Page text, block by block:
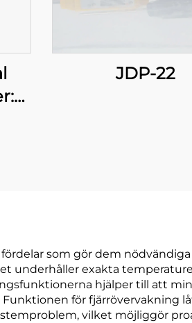
JDP-22
som gör dem
underhåller exakta
hjälper till att
för fjärrövervakning
vilket möjliggör